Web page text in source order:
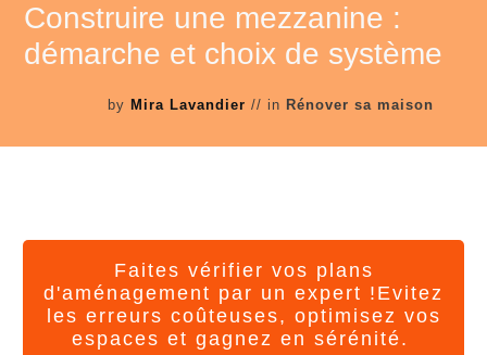
Construire une mezzanine :
démarche et choix de système
by Mira Lavandier // in Rénover sa maison
Faites vérifier vos plans
d'aménagement par un expert !Evitez
les erreurs coûteuses, optimisez vos
espaces et gagnez en sérénité.